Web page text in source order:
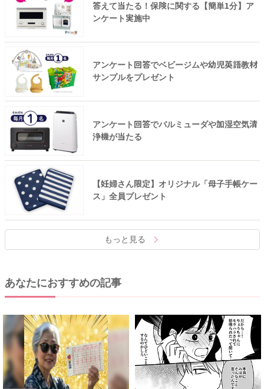
答えて当たる！保険に関する【簡単1分】ア
ンケート実施中
アンケート回答でベビージムや幼児英語教材
サンプルをプレゼント
アンケート回答でバルミューダや加湿空気清
浄機が当たる
【妊婦さん限定】オリジナル「母子手帳ケー
ス」全員プレゼント
もっと見る
あなたにおすすめの記事